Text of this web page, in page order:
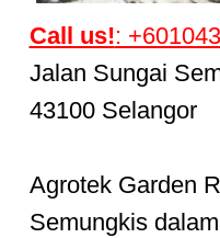
Call us!:
Jalan Sungai
43100 Selangor
Agrotek Garden
Semungkis